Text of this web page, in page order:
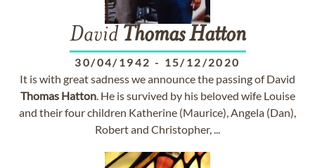
David Thomas Hatton
30/04/1942 - 15/12/2020
It is with great sadness we announce the passing of David
Thomas Hatton. He is survived by his beloved wife Louise
and their four children Katherine (Maurice), Angela (Dan),
Robert and Christopher, ...